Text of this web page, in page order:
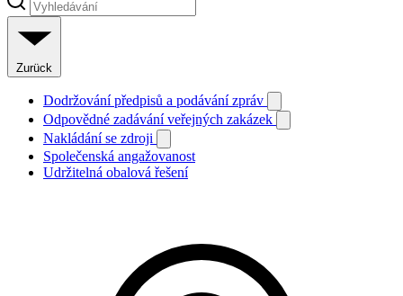
Zurück
Dodržování předpisů a podávání zpráv
Odpovědné zadávání veřejných zakázek
Nakládání se zdroji
Společenská angažovanost
Udržitelná obalová řešení